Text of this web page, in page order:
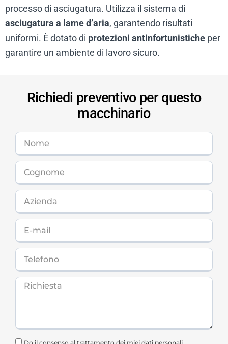
processo di asciugatura. Utilizza il sistema di
asciugatura a lame d’aria, garantendo risultati
uniformi. È dotato di protezioni antinfortunistiche per
garantire un ambiente di lavoro sicuro.
Richiedi preventivo per questo
macchinario